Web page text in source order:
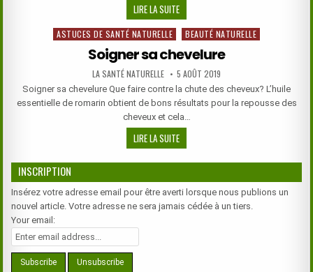
LIRE LA SUITEEST-
IL
POSSIBLE
D’INVERSER
LE
VIEILLISSEMENT?
Posted
ASTUCES DE SANTÉ NATURELLE BEAUTÉ NATURELLE
Soigner sa chevelure
AUTHOR:
LA SANTÉ NATURELLE PUBLISHED
DATE:
5 AOÛT 2019
Soigner sa chevelure Que faire contre la chute des cheveux? L’huile
essentielle de romarin obtient de bons résultats pour la repousse des
cheveux et cela…
LIRE LA SUITESOIGNER
SA
CHEVELURE
INSCRIPTION
Insérez votre adresse email pour être averti lorsque nous publions un
nouvel article. Votre adresse ne sera jamais cédée à un tiers.
Your email: